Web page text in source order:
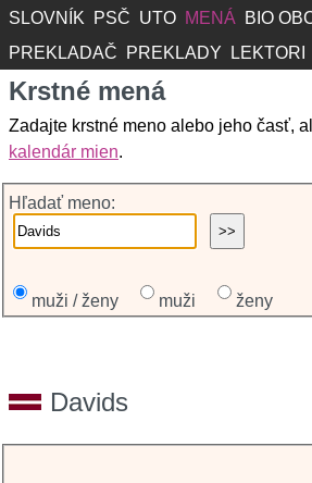
SLOVNÍK PSČ UTO MENÁ
BIO
PREKLADAČ
PREKLADY LEKTORI
Krstné mená
Zadajte krstné meno alebo jeho časť,
kalendár mien.
Hľadať meno:
muži / ženy muži ženy
Davids